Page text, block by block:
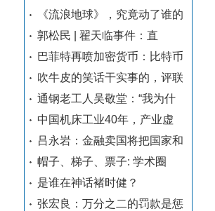
《流浪地球》，究竟动了谁的
郭松民 | 翟天临事件：直
巴菲特再喷加密货币：比特币
吹牛皮的笑话干实事的，评联
通钢老工人吴敬堂：“我为什
中国机床工业40年，产业虚
吕永岩：金融卖国将把国家和
帽子、梯子、票子: 学术圈
是谁在神话褚时健？
张宏良：万分之二的罚款是惩